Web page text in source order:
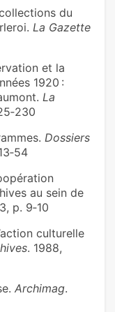
du
La Gazette
et la
1920 :
La
Dossiers
au sein de
p. 9‑10
culturelle
. 1988,
Archimag.